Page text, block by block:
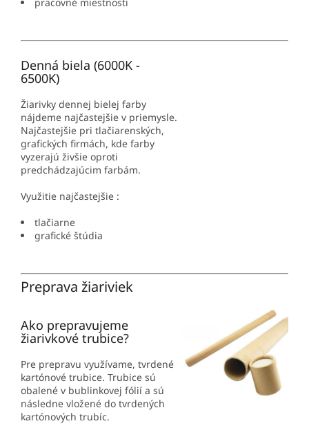
Denná biela (6000K -
6500K)
Žiarivky dennej bielej farby
nájdeme najčastejšie v priemysle.
Najčastejšie pri tlačiarenských,
grafických firmách, kde farby
vyzerajú živšie oproti
predchádzajúcim farbám.
Využitie najčastejšie :
tlačiarne
grafické štúdia
Preprava žiariviek
Ako prepravujeme
žiarivkové trubice?
Pre prepravu využívame, tvrdené
kartónové trubice. Trubice sú
obalené v bublinkovej fólií a sú
následne vložené do tvrdených
kartónových trubíc.